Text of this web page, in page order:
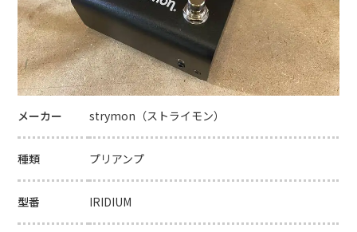
メーカー strymon（ストライモン）
種類 プリアンプ
型番 IRIDIUM